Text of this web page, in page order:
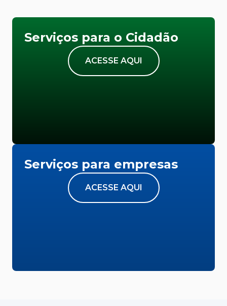
Serviços para o Cidadão
ACESSE AQUI
Serviços para empresas
ACESSE AQUI